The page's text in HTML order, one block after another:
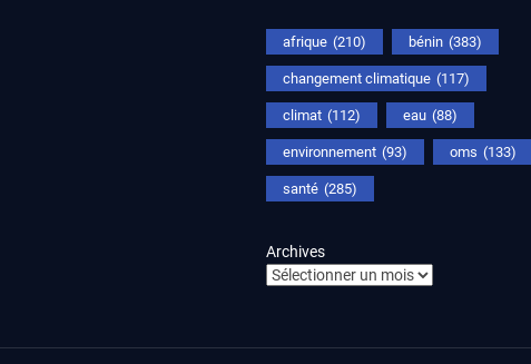
afrique (210) bénin (383)
changement climatique (117)
climat (112) eau (88)
environnement (93) oms (133)
santé (285)
Archives